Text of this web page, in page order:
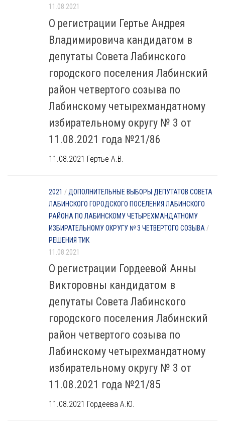
11.08.2021
О регистрации Гертье Андрея
Владимировича кандидатом в
депутаты Совета Лабинского
городского поселения Лабинский
район четвертого созыва по
Лабинскому четырехмандатному
избирательному округу № 3 от
11.08.2021 года №21/86
11.08.2021 Гертье А.В.
2021 / ДОПОЛНИТЕЛЬНЫЕ ВЫБОРЫ ДЕПУТАТОВ СОВЕТА
ЛАБИНСКОГО ГОРОДСКОГО ПОСЕЛЕНИЯ ЛАБИНСКОГО
РАЙОНА ПО ЛАБИНСКОМУ ЧЕТЫРЕХМАНДАТНОМУ
ИЗБИРАТЕЛЬНОМУ ОКРУГУ № 3 ЧЕТВЕРТОГО СОЗЫВА /
РЕШЕНИЯ ТИК
11.08.2021
О регистрации Гордеевой Анны
Викторовны кандидатом в
депутаты Совета Лабинского
городского поселения Лабинский
район четвертого созыва по
Лабинскому четырехмандатному
избирательному округу № 3 от
11.08.2021 года №21/85
11.08.2021 Гордеева А.Ю.